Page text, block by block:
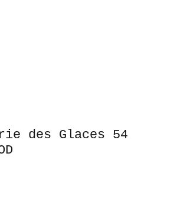
des Glaces 54